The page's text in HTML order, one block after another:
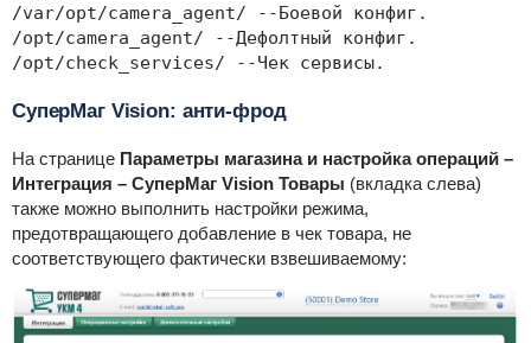
/var/opt/camera_agent/ --Боевой конфиг.
/opt/camera_agent/ --Дефолтный конфиг.
/opt/check_services/ --Чек сервисы.
СуперМаг Vision: анти-фрод
На странице Параметры магазина и настройка операций –
Интеграция – СуперМаг Vision Товары (вкладка слева)
также можно выполнить настройки режима,
предотвращающего добавление в чек товара, не
соответствующего фактически взвешиваемому: